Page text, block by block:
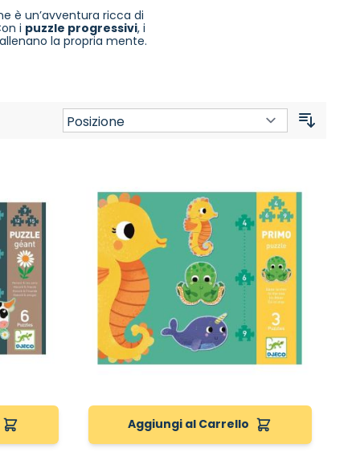
è un’avventura ricca di
i puzzle progressivi, i
la propria mente.
Aggiungi al Carrello